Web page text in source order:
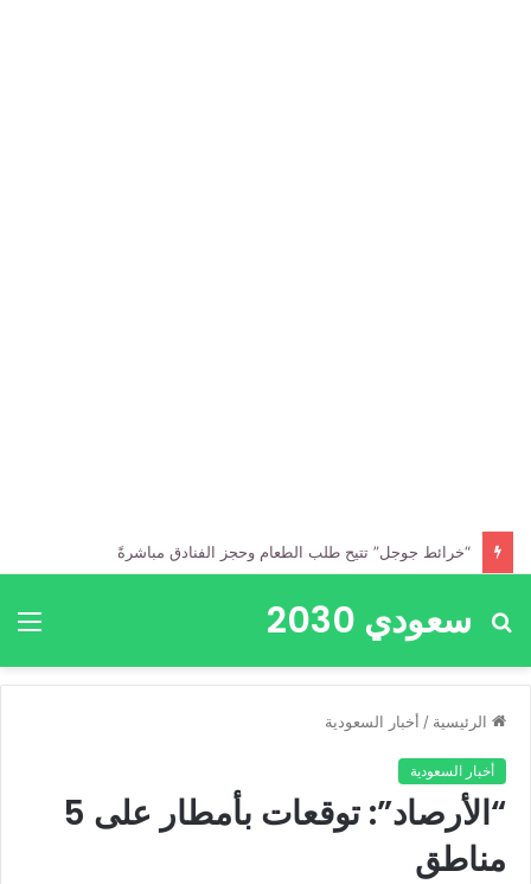
“خرائط جوجل” تتيح طلب الطعام وحجز الفنادق مباشرةً
سعودي 2030
بحث
الرئيسية / أخبار السعودية
أخبار السعودية
“الأرصاد”: توقعات بأمطار على 5
مناطق